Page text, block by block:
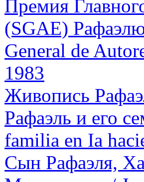
Премия
(SGAE)
General de
1983
Живопись
Рафаэль и его
familia en Ia
Сын Рафаэля,